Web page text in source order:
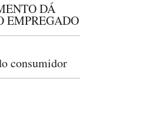
DÁ
EMPREGADO
consumidor